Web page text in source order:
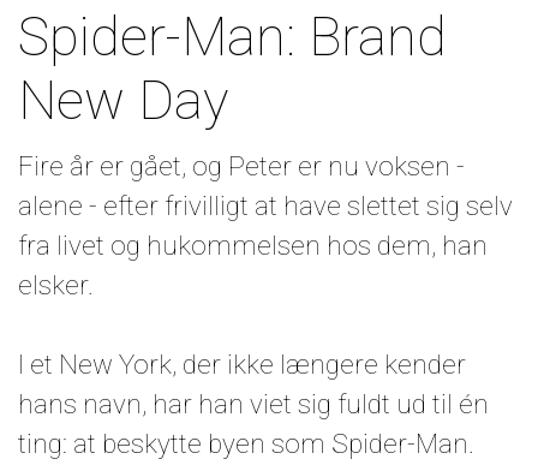
Spider-Man: Brand
New Day
Fire år er gået, og Peter er nu voksen -
alene - efter frivilligt at have slettet sig selv
fra livet og hukommelsen hos dem, han
elsker.
I et New York, der ikke længere kender
hans navn, har han viet sig fuldt ud til én
ting: at beskytte byen som Spider-Man.